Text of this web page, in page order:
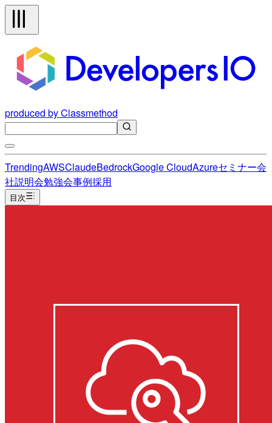
produced by Classmethod
TrendingAWSClaudeBedrockGoogle CloudAzureセミナー会
社説明会勉強会事例採用
目次